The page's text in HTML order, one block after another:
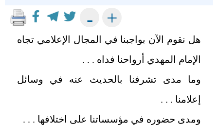
+
-
هل نقوم الآن بواجبنا في المجال الإعلامي تجاه
الإمام المهدي أرواحنا فداه . . .
وما مدى تشرفنا بالحديث عنه في وسائل
إعلامنا . . .
ومدى حضوره في مؤسساتنا على اختلافها . . .